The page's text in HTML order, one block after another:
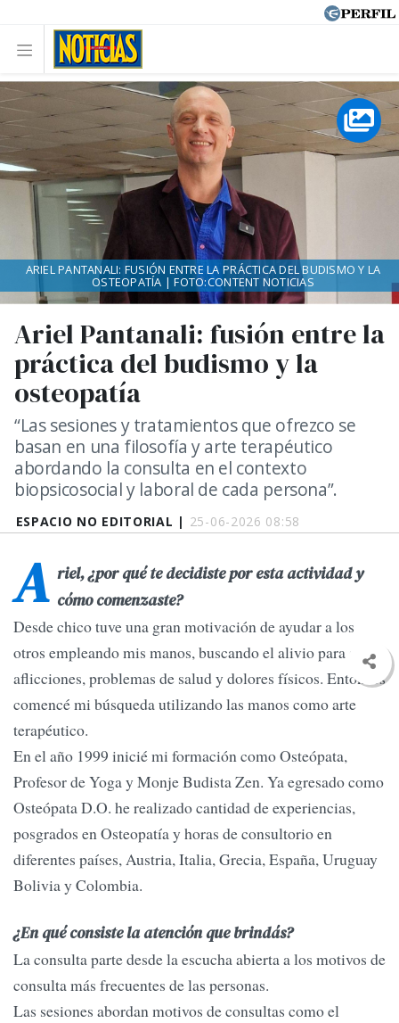
ESPACIO NO EDITORIAL | 25-06-2026 08:58
Ariel Pantanali: fusión entre la
práctica del budismo y la
osteopatía
“Las sesiones y tratamientos que ofrezco se
basan en una filosofía y arte terapéutico
abordando la consulta en el contexto
biopsicosocial y laboral de cada persona”.
ARIEL PANTANALI: FUSIÓN ENTRE LA PRÁCTICA DEL BUDISMO Y LA
OSTEOPATÍA | FOTO:CONTENT NOTICIAS
A riel, ¿por qué te decidiste por esta actividad y
cómo comenzaste?
Desde chico tuve una gran motivación de ayudar a los
otros empleando mis manos, buscando el alivio para sus
aflicciones, problemas de salud y dolores físicos. Entonces
comencé mi búsqueda utilizando las manos como arte
terapéutico.
En el año 1999 inicié mi formación como Osteópata,
Profesor de Yoga y Monje Budista Zen. Ya egresado como
Osteópata D.O. he realizado cantidad de experiencias,
posgrados en Osteopatía y horas de consultorio en
diferentes países, Austria, Italia, Grecia, España, Uruguay
Bolivia y Colombia.
¿En qué consiste la atención que brindás?
La consulta parte desde la escucha abierta a los motivos de
consulta más frecuentes de las personas.
Las sesiones abordan motivos de consultas como el